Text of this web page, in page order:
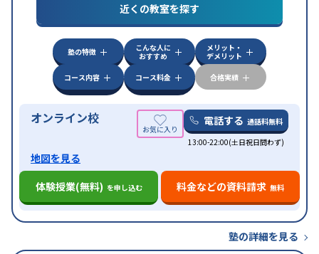
特徴
中高一貫校生に対応授業の振替可能
学習にPC・タブレットを利用オンライン対応1
科目から受講可能
近くの教室を探す
塾の特徴
こんな人に
おすすめ
メリット・
デメリット
コース内容
コース料金 合格実績
オンライン校 電話する 通話料無料
13:00-22:00(土日祝日問わず)
地図を見る
体験授業(無料) を申し込む 料金などの資料請求 無料
塾の詳細を見る